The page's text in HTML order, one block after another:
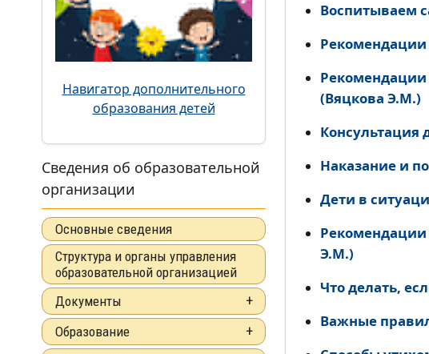
Навигатор дополнительного
образования детей
Сведения об образовательной
организации
Основные сведения
Структура и органы управления
образовательной организацией
Документы
Образование
Воспитываем
Рекомендации
(Вяцкова Э.М.)
Консультация
Наказание и
Дети в
Рекомендации
Э.М.)
Что делать,
Важные